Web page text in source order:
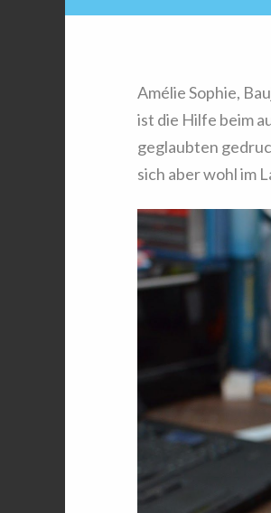
Amélie Sophie,
ist die Hilfe beim
geglaubten
sich aber wohl im